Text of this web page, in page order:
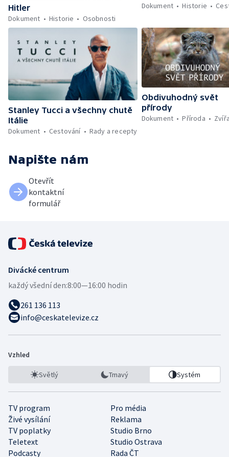
Hitler
Dokument
Historie Osobnosti
Dokument
Historie
Stanley Tucci a všechny chutě
Itálie
Dokument
Cestování Rady a recepty
Obdivuhodný svět
přírody
Dokument
Příroda
Napište nám
Otevřít
kontaktní
formulář
Divácké centrum
každý všední den:8:00—16:00 hodin
261 136 113
info@ceskatelevize.cz
Vzhled
Světlý Tmavý Systém
TV program
Pro média
Živé vysílání
Reklama
TV poplatky
Studio Brno
Teletext
Studio Ostrava
Podcasty
Rada ČT